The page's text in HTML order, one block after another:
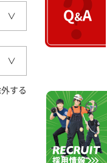
する